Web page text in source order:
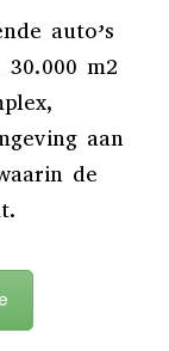
auto’s
m2
aan
de